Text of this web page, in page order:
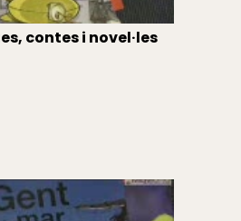
contes i novel·les